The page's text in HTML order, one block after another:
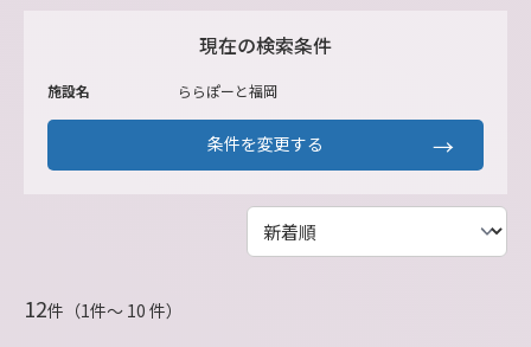
現在の検索条件
施設名 ららぽーと福岡
条件を変更する
12件（1件〜 10 件）